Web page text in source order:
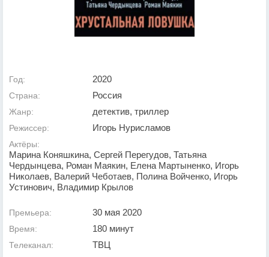
Год: 2020
Страна: Россия
Жанр: детектив, триллер
Режиссер: Игорь Нурисламов
Актёры:
Марина Коняшкина, Сергей Перегудов, Татьяна
Чердынцева, Роман Маякин, Елена Мартыненко, Игорь
Николаев, Валерий Чеботаев, Полина Войченко, Игорь
Устинович, Владимир Крылов
Премьера: 30 мая 2020
Время: 180 минут
Телеканал: ТВЦ